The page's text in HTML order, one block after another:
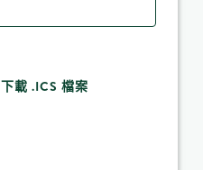
下載 .ICS 檔案